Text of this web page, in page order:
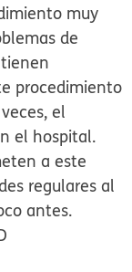
muy
de
procedimiento
el
el hospital.
a este
regulares al
antes.